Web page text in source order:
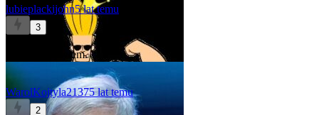
lubieplackijohn5 lat temu
3
Po⁎⁎⁎⁎ne, wiem.
WarolKojtyla21375 lat temu
2